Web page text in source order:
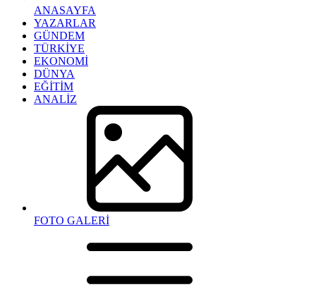
ANASAYFA
YAZARLAR
GÜNDEM
TÜRKİYE
EKONOMİ
DÜNYA
EĞİTİM
ANALİZ
FOTO GALERİ